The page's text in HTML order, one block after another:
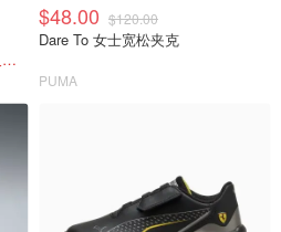
3.3折！牛皮！穿到38.5，价格又降回来了
$48.00 $120.00
Dare To 女士宽松夹克
PUMA